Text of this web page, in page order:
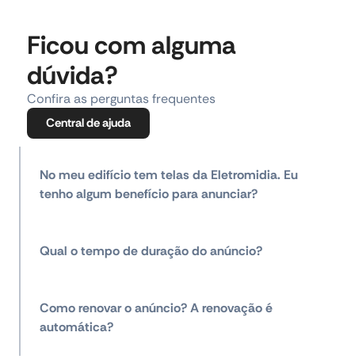
Ficou com alguma
dúvida?
Confira as perguntas frequentes
Central de ajuda
No meu edifício tem telas da Eletromidia. Eu
tenho algum benefício para anunciar?
Qual o tempo de duração do anúncio?
Como renovar o anúncio? A renovação é
automática?